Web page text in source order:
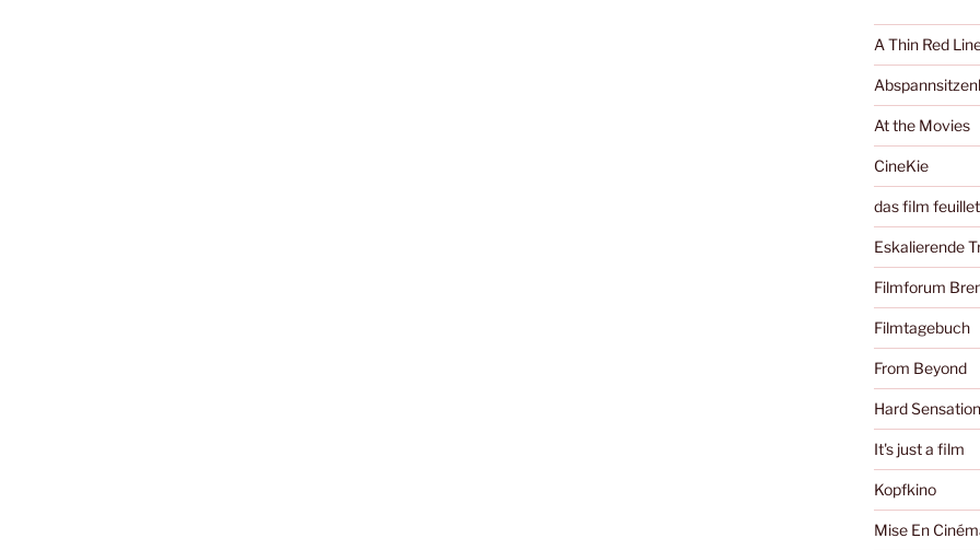
A Thin Red
At the Movies
CineKie
das film
Eskalierende
Filmforum
Filmtagebuch
From Beyond
Hard
It's just a film
Kopfkino
Mise En